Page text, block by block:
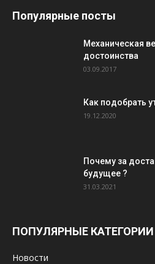
Популярные посты
Механическая
достоинства
03.09.2017
Как подобрать
19.12.2020
Почему за
будущее ?
31.03.2021
ПОПУЛЯРНЫЕ КАТЕГОРИИ
Новости